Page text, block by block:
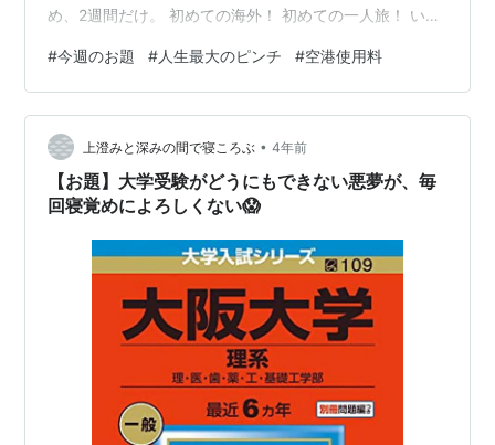
め、2週間だけ。 初めての海外！ 初めての一人旅！ いや
私は地元で迷子になるくらいの方向音痴ですし、普段か
ら目的地に到着するのには誰かについていくので、地図
も読まないし読めない。 今はスマホも海外で比較的容易
に使えますが、当時はガラケーで秒単位で通信料が海外
バージョンでかかるので持っていかず。 つまりは簡単に
位置情報も得られない。 そん…
#今週のお題 #人生最大のピンチ #空港使用料
上澄みと深みの間で寝ころぶ • 4年前
【お題】大学受験がどうにもできない悪夢が、毎
回寝覚めによろしくない😱